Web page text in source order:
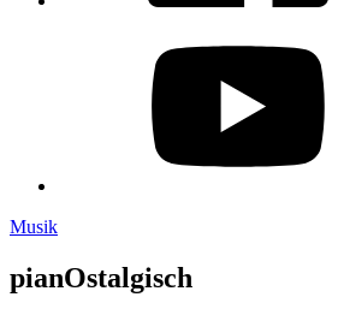
Musik
pianOstalgisch